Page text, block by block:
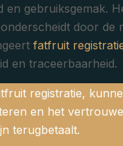
gebruiksgemak.
door de
fatfruit
en traceerbaarheid.
registratie,
en het
terugbetaalt.